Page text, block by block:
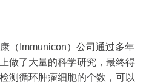
（Immunicon）公司通过多年
做了大量的科学研究，最终得
测循环肿瘤细胞的个数，可以